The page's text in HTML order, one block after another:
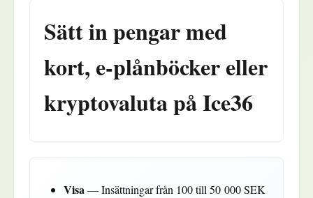
Sätt in pengar med
kort, e-plånböcker eller
kryptovaluta på Ice36
Visa — Insättningar från 100 till 50 000 SEK